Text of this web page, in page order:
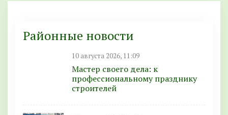
Районные новости
10 августа 2026, 11:09
Мастер своего дела: к
профессиональному празднику
строителей